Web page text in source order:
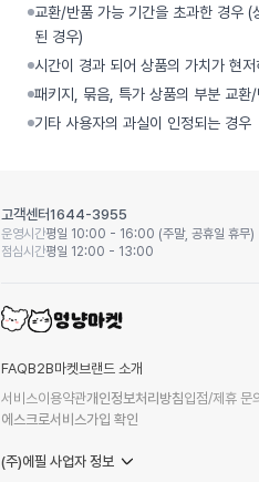
교환/반품 가능 기간을 초과한 경우
된 경우)
시간이 경과 되어 상품의 가치가 현
패키지, 묶음, 특가 상품의 부분 교환
기타 사용자의 과실이 인정되는 경우
고객센터1644-3955
운영시간평일 10:00 - 16:00 (주말, 공휴일 휴무)
점심시간평일 12:00 - 13:00
FAQB2B마켓 브랜드 소개
서비스이용약관개인정보처리방침입점/제휴 문
에스크로서비스가입 확인
(주)에필 사업자 정보